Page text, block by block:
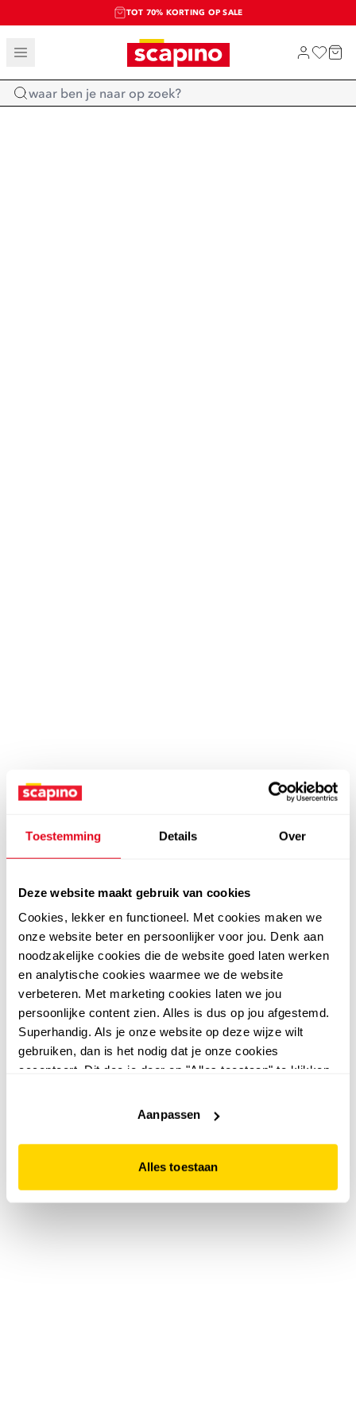
Toestemming Details Over
Deze website maakt gebruik van cookies
Cookies, lekker en functioneel. Met cookies maken we
onze website beter en persoonlijker voor jou. Denk aan
noodzakelijke cookies die de website goed laten werken
en analytische cookies waarmee we de website
verbeteren. Met marketing cookies laten we jou
persoonlijke content zien. Alles is dus op jou afgestemd.
Superhandig. Als je onze website op deze wijze wilt
gebruiken, dan is het nodig dat je onze cookies
accepteert. Dit doe je door op "Alles toestaan" te klikken.
website niet optimaal functioneert.
Aanpassen
Alles toestaan
TOT 70% KORTING OP SALE
SALE: LAATSTE KANS!
SHOP NIEUW
Home